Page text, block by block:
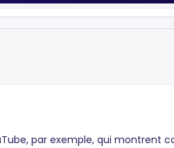
par exemple, qui montrent